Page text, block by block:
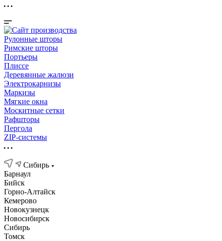
Рулонные шторы
Римские шторы
Портьеры
Плиссе
Деревянные жалюзи
Электрокарнизы
Маркизы
Мягкие окна
Москитные сетки
Рафшторы
Пергола
ZIP-системы
Сибирь
Барнаул
Бийск
Горно-Алтайск
Кемерово
Новокузнецк
Новосибирск
Сибирь
Томск